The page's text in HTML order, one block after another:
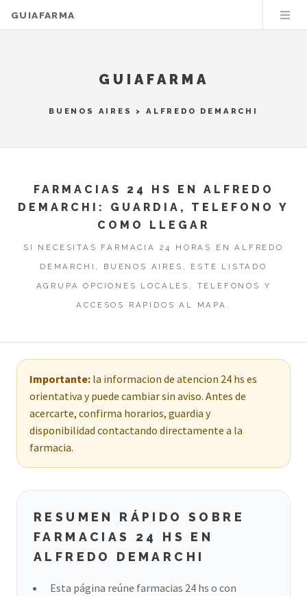
GUIAFARMA
GUIAFARMA
BUENOS AIRES >ALFREDO DEMARCHI
FARMACIAS 24 HS EN ALFREDO
DEMARCHI: GUARDIA, TELEFONO Y
COMO LLEGAR
SI NECESITAS FARMACIA 24 HORAS EN ALFREDO
DEMARCHI, BUENOS AIRES, ESTE LISTADO
AGRUPA OPCIONES LOCALES, TELEFONOS Y
ACCESOS RAPIDOS AL MAPA.
Importante:la informacion de atencion 24 hs es
orientativa y puede cambiar sin aviso. Antes de
acercarte, confirma horarios, guardia y
disponibilidad contactando directamente a la
farmacia.
RESUMEN RÁPIDO SOBRE
FARMACIAS 24 HS EN
ALFREDO DEMARCHI
Esta página reúne farmacias 24 hs o con